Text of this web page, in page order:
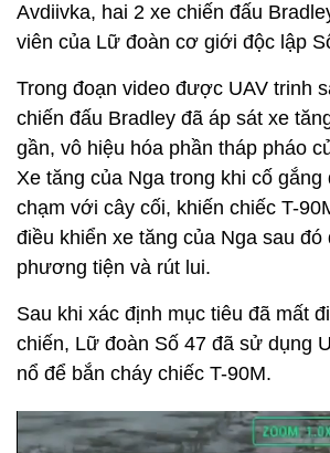
Avdiivka, hai 2 xe chiến đấu
viên của Lữ đoàn cơ giới độc lập
Trong đoạn video được UAV trinh
chiến đấu Bradley đã áp sát xe
gần, vô hiệu hóa phần tháp pháo
Xe tăng của Nga trong khi cố gắng
chạm với cây cối, khiến chiếc T-
điều khiển xe tăng của Nga sau đó
phương tiện và rút lui.
Sau khi xác định mục tiêu đã mất
chiến, Lữ đoàn Số 47 đã sử dụng
nổ để bắn cháy chiếc T-90M.